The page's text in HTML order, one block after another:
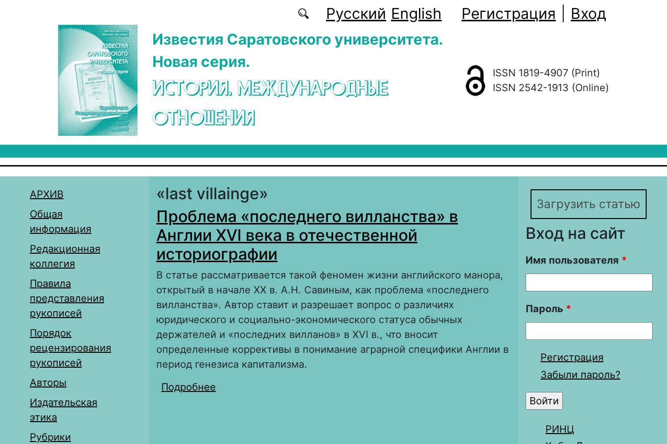
Русский English Регистрация
Вход
Известия Саратовского университета.
Новая серия.
ИСТОРИЯ. МЕЖДУНАРОДНЫЕ
ОТНОШЕНИЯ
ISSN 1819-4907 (Print)
ISSN 2542-1913 (Online)
АРХИВ
Общая
информация
Редакционная
коллегия
Правила
представления
рукописей
Порядок
рецензирования
рукописей
Авторы
Издательская
этика
Рубрики
«last villainge»
Проблема «последнего вилланства» в
Англии XVI века в отечественной
историографии
В статье рассматривается такой феномен жизни английского манора,
открытый в начале XX в. А.Н. Савиным, как проблема «последнего
вилланства». Автор ставит и разрешает вопрос о различиях
юридического и социально-экономического статуса обычных
держателей и «последних вилланов» в XVI в., что вносит
определенные коррективы в понимание аграрной специфики Англии в
период генезиса капитализма.
Подробнее
Загрузить статью
Вход на сайт
Имя пользователя *
Пароль *
Регистрация
Забыли пароль?
РИНЦ